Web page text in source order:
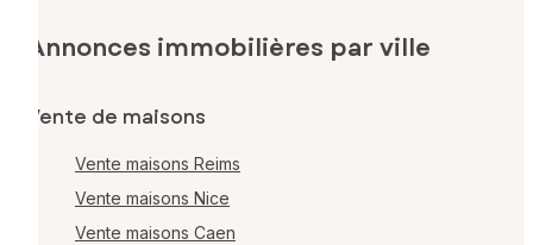
Annonces immobilières par ville
Vente de maisons
Vente maisons Reims
Vente maisons Nice
Vente maisons Caen